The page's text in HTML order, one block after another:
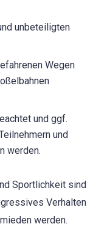
unbeteiligten
Wegen
und ggf.
und
werden.
Sportlichkeit sind
Verhalten
werden.